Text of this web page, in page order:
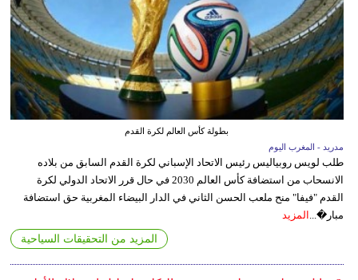
بطولة كأس العالم لكرة القدم
مدريد - المغرب اليوم
طلب لويس روبياليس رئيس الاتحاد الإسباني لكرة القدم السابق من بلاده
الانسحاب من استضافة كأس العالم 2030 في حال قرر الاتحاد الدولي لكرة
القدم "فيفا" منح ملعب الحسن الثاني في الدار البيضاء المغربية حق استضافة
مبار�... المزيد
المزيد من التحقيقات السياحية